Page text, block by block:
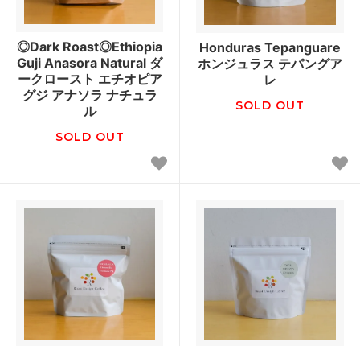
◎Dark Roast◎Ethiopia
Guji Anasora Natural ダ
ークロースト エチオピア
グジ アナソラ ナチュラ
ル
SOLD OUT
Honduras Tepanguare
ホンジュラス テパングア
レ
SOLD OUT